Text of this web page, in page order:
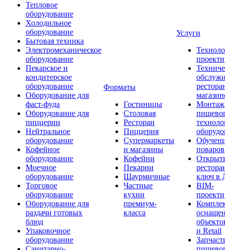
Тепловое
оборудование
Холодильное
оборудование
Бытовая техника
Электромеханическое
оборудование
Пекарское и
кондитерское
оборудование
Оборудование для
фаст-фуда
Оборудование для
пиццерии
Нейтральное
оборудование
Кофейное
оборудование
Моечное
оборудование
Торговое
оборудование
Оборудование для
раздачи готовых
блюд
Упаковочное
оборудование
Форматы
Гостиницы
Столовая
Ресторан
Пиццерия
Супермаркеты
и магазины
Кофейни
Пекарни
Шаурмичные
Частные
кухни
премиум-
класса
Услуги
Монтаж
поваров
ключ в
BIM-
и Retail